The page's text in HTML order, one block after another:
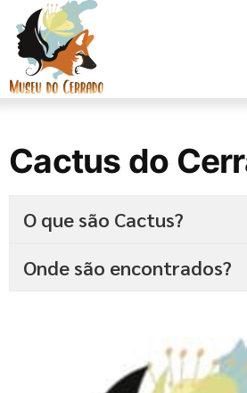
Cactus do
O que são Cactus?
Onde são encontrados?